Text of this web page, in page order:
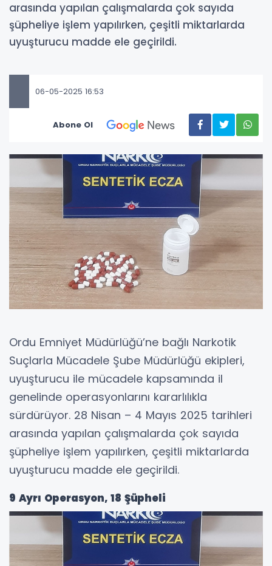
arasında yapılan çalışmalarda çok sayıda
şüpheliye işlem yapılırken, çeşitli miktarlarda
uyuşturucu madde ele geçirildi.
06-05-2025 16:53
Abone Ol
Ordu Emniyet Müdürlüğü’ne bağlı Narkotik
Suçlarla Mücadele Şube Müdürlüğü ekipleri,
uyuşturucu ile mücadele kapsamında il
genelinde operasyonlarını kararlılıkla
sürdürüyor. 28 Nisan – 4 Mayıs 2025 tarihleri
arasında yapılan çalışmalarda çok sayıda
şüpheliye işlem yapılırken, çeşitli miktarlarda
uyuşturucu madde ele geçirildi.
9 Ayrı Operasyon, 18 Şüpheli